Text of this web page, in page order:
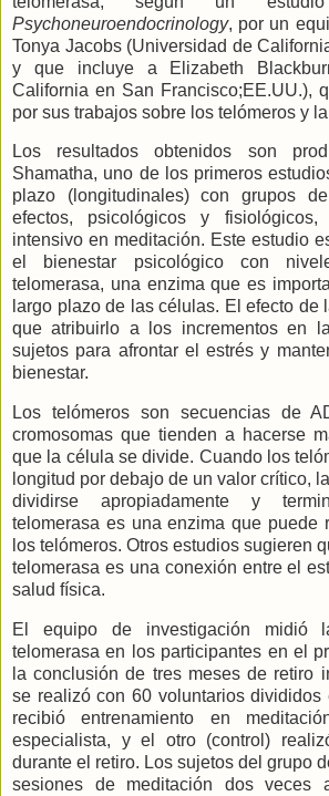
Psychoneuroendocrinology, por un
Tonya Jacobs (Universidad de
y que incluye a Elizabeth
California en San Francisco;EE.UU.),
por sus trabajos sobre los telómeros y
Los resultados obtenidos son
Shamatha, uno de los primeros
plazo (longitudinales) con grupos
efectos, psicológicos y fisiológicos,
intensivo en meditación. Este estudio
el bienestar psicológico con
telomerasa, una enzima que es
largo plazo de las células. El efecto de
que atribuirlo a los incrementos en
sujetos para afrontar el estrés y
bienestar.
Los telómeros son secuencias de
cromosomas que tienden a hacerse
que la célula se divide. Cuando los
longitud por debajo de un valor crítico,
dividirse apropiadamente y
telomerasa es una enzima que puede
los telómeros. Otros estudios sugieren
telomerasa es una conexión entre el
salud física.
El equipo de investigación midió
telomerasa en los participantes en el
la conclusión de tres meses de retiro
se realizó con 60 voluntarios divididos
recibió entrenamiento en
especialista, y el otro (control)
durante el retiro. Los sujetos del grupo
sesiones de meditación dos veces